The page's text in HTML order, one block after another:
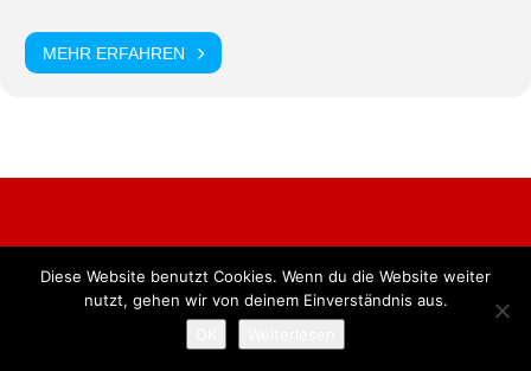
MEHR ERFAHREN
Alle Rechte vorbehalten. BKB Verlag GmbH
Diese Website benutzt Cookies. Wenn du die Website weiter
nutzt, gehen wir von deinem Einverständnis aus.